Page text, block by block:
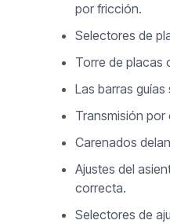
por fricción.
Selectores de
Torre de placas
Las barras
Transmisión por
Carenados
Ajustes del
correcta.
Selectores de